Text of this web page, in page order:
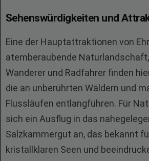
Sehenswürdigkeiten und
Eine der Hauptattraktionen von
atemberaubende
Wanderer und Radfahrer finden
die an unberührten Wäldern und
Flussläufen entlangführen. Für
sich ein Ausflug in das
Salzkammergut an, das bekannt
kristallklaren Seen und